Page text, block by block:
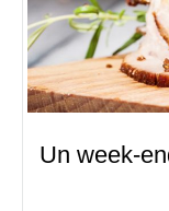
Un week-